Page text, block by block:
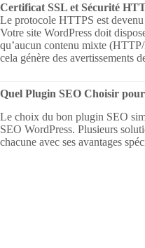
Certificat SSL et Sécurité
Le protocole HTTPS est
Votre site WordPress doit
qu’aucun contenu mixte
cela génère des avertissements
Quel Plugin SEO Choisir
Le choix du bon plugin SEO
SEO WordPress. Plusieurs
chacune avec ses avantages